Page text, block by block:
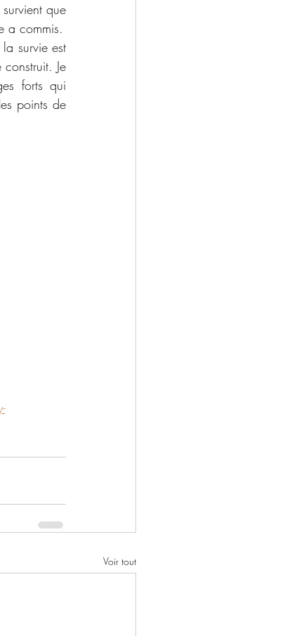
que
survie est
Je
forts qui
points de
Voir tout